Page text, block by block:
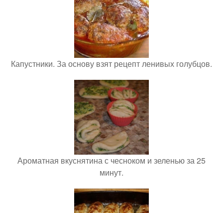
Капустники. За основу взят рецепт ленивых голубцов.
Ароматная вкуснятина с чесноком и зеленью за 25
минут.